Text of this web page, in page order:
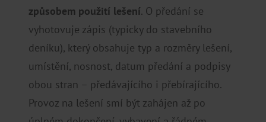
způsobem použití lešení. O předání se
vyhotovuje zápis (typicky do stavebního
deníku), který obsahuje typ a rozměry lešení,
umístění, nosnost, datum předání a podpisy
obou stran – předávajícího i přebírajícího.
Provoz na lešení smí být zahájen až po